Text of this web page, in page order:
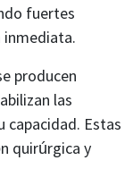
fuertes
inmediata.
producen
las
capacidad. Estas
quirúrgica y